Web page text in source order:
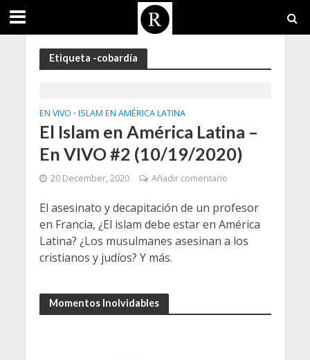
Etiqueta -cobardía
EN VIVO • ISLAM EN AMÉRICA LATINA
El Islam en América Latina –
En VIVO #2 (10/19/2020)
20 December, 2020 Añadir comentario
El asesinato y decapitación de un profesor
en Francia, ¿El islam debe estar en América
Latina? ¿Los musulmanes asesinan a los
cristianos y judíos? Y más.
Momentos Inolvidables